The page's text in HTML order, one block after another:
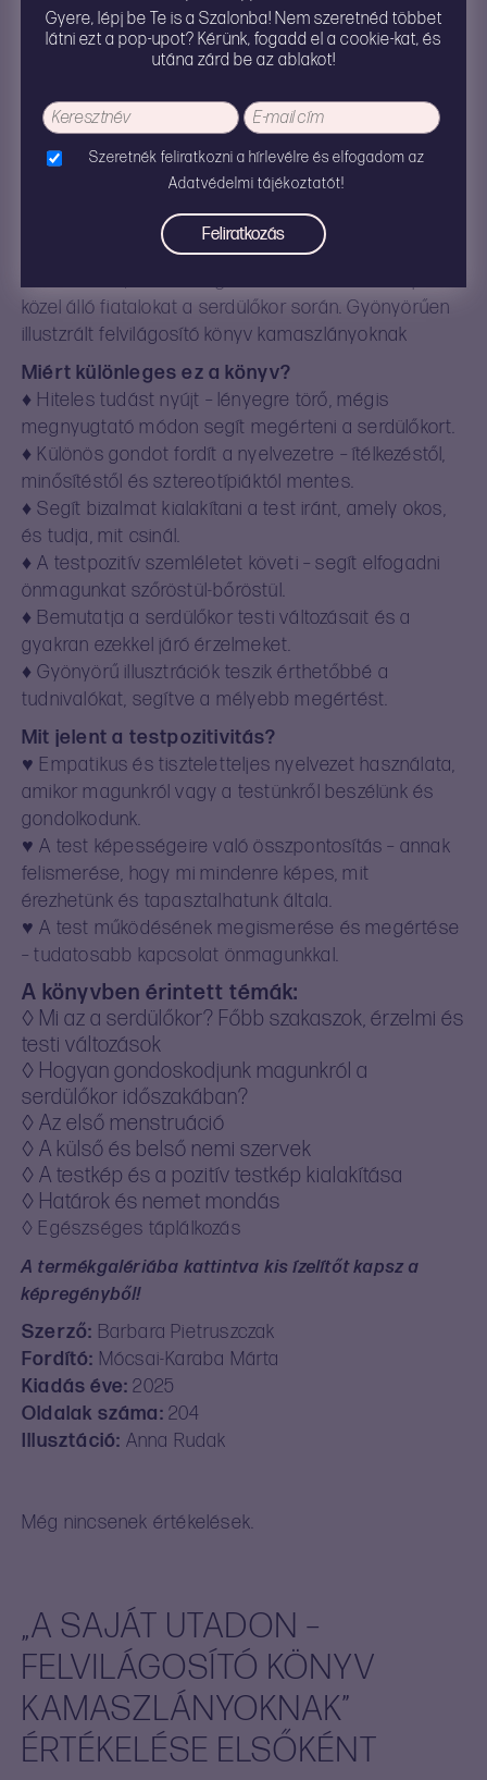
Lányoknak szóló, gondos szeretettel
és empátiával
készült könyv a felnőtté válásról
Gyerekeknek és tinédzsereknek (különösen a 9–14
éves korosztálynak), valamint azoknak a
közel álló fiatalokat a serdülőkor során. Gyönyörűen
illustzrált felvilágosító könyv kamaszlányoknak
Miért különleges ez a könyv?
♦ Hiteles tudást nyújt – lényegre törő, mégis
megnyugtató módon segít megérteni a serdülőkort.
♦ Különös gondot fordít a nyelvezetre – ítélkezéstől,
minősítéstől és sztereotípiáktól mentes.
♦ Segít bizalmat kialakítani a test iránt, amely okos,
és tudja, mit csinál.
♦ A testpozitív szemléletet követi – segít elfogadni
önmagunkat szőröstül-bőröstül.
♦ Bemutatja a serdülőkor testi változásait és a
gyakran ezekkel járó érzelmeket.
♦ Gyönyörű illusztrációk teszik érthetőbbé a
tudnivalókat, segítve a mélyebb megértést.
Mit jelent a testpozitivitás?
♥ Empatikus és tiszteletteljes nyelvezet használata,
amikor magunkról vagy a testünkről beszélünk és
gondolkodunk.
♥ A test képességeire való összpontosítás – annak
felismerése, hogy mi mindenre képes, mit
érezhetünk és tapasztalhatunk általa.
♥ A test működésének megismerése és megértése
– tudatosabb kapcsolat önmagunkkal.
A könyvben érintett témák:
◊ Mi az a serdülőkor? Főbb szakaszok, érzelmi és
testi változások
◊ Hogyan gondoskodjunk magunkról a
serdülőkor időszakában?
◊ Az első menstruáció
◊ A külső és belső nemi szervek
◊ A testkép és a pozitív testkép kialakítása
◊ Határok és nemet mondás
◊ Egészséges táplálkozás
A termékgalériába kattintva kis ízelítőt kapsz a
képregényből!
Szerző: Barbara Pietruszczak
Fordító: Mócsai-Karaba Márta
Kiadás éve: 2025
Oldalak száma: 204
Illusztáció: Anna Rudak
Még nincsenek értékelések.
„A SAJÁT UTADON –
FELVILÁGOSÍTÓ KÖNYV
KAMASZLÁNYOKNAK”
ÉRTÉKELÉSE ELSŐKÉNT
Gyere, lépj be Te is a Szalonba! Nem szeretnéd többet
látni ezt a pop-upot? Kérünk, fogadd el a cookie-kat, és
utána zárd be az ablakot!
Szeretnék feliratkozni a hírlevélre és elfogadom az
Adatvédelmi tájékoztatót!